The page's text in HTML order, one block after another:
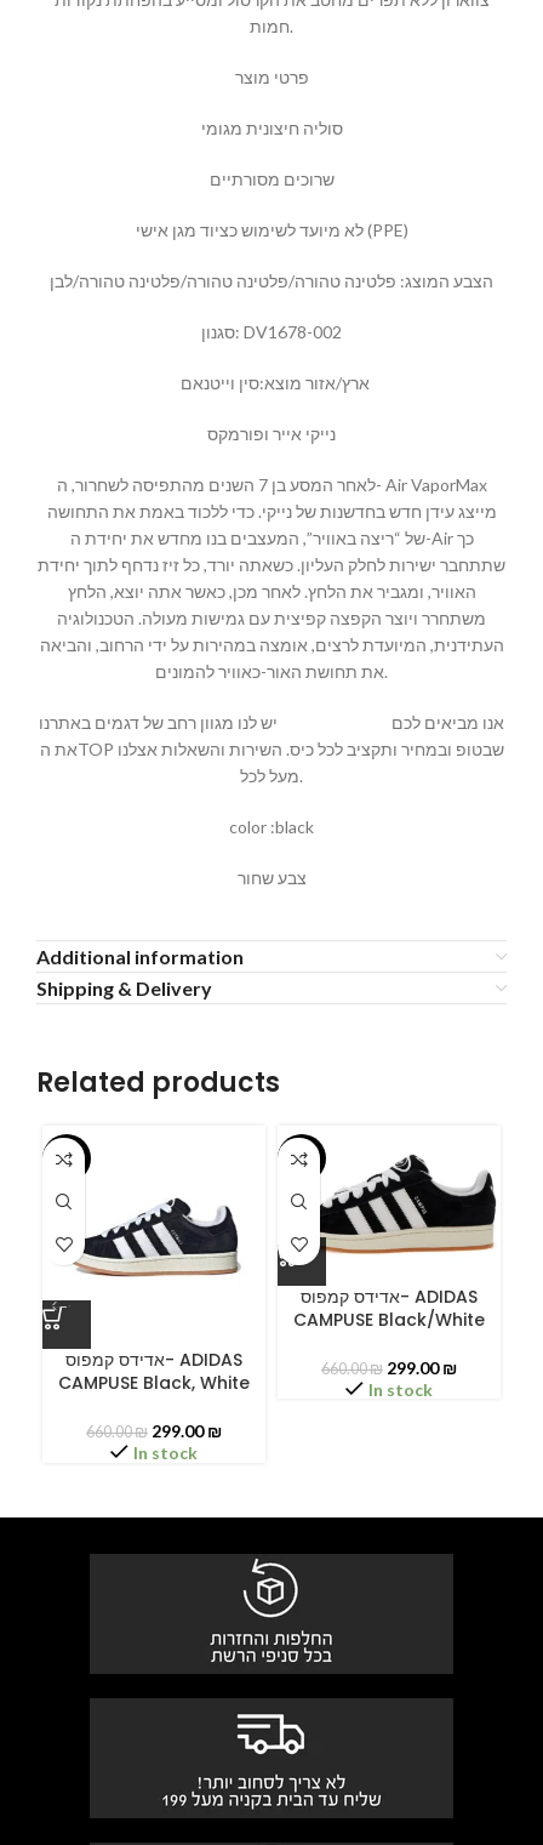
חמות.
פרטי מוצר
סוליה חיצונית מגומי
שרוכים מסורתיים
לא מיועד לשימוש כציוד מגן אישי (PPE)
הצבע המוצג: פלטינה טהורה/פלטינה טהורה/פלטינה טהורה/לבן
סגנון: DV1678-002
ארץ/אזור מוצא:סין וייטנאם
נייקי אייר ופורמקס
לאחר המסע בן 7 השנים מהתפיסה לשחרור, ה- Air VaporMax
מייצג עידן חדש בחדשנות של נייקי. כדי ללכוד באמת את התחושה
של “ריצה באוויר”, המעצבים בנו מחדש את יחידת ה-Air כך
שתתחבר ישירות לחלק העליון. כשאתה יורד, כל זיז נדחף לתוך יחידת
האוויר, ומגביר את הלחץ. לאחר מכן, כאשר אתה יוצא, הלחץ
משתחרר ויוצר הקפצה קפיצית עם גמישות מעולה. הטכנולוגיה
העתידנית, המיועדת לרצים, אומצה במהירות על ידי הרחוב, והביאה
את תחושת האור-כאוויר להמונים.
את הTOP שבטופ ובמחיר ותקציב לכל כיס. השירות והשאלות אצלנו
מעל לכל.
color :black
צבע שחור
Additional information
Shipping & Delivery
Related products
-55%
אדידס קמפוס- ADIDAS
CAMPUSE Black, White
660.00₪ 299.00₪
In stock
-55%
אדידס קמפוס- ADIDAS
CAMPUSE Black/White
660.00₪ 299.00₪
In stock